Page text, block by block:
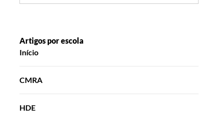
Artigos por escola
Início
CMRA
HDE